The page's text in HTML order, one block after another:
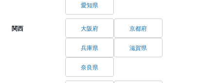
愛知県
関西 大阪府 京都府
兵庫県 滋賀県
奈良県